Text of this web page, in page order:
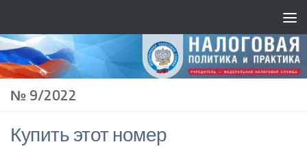
№ 9/2022
Купить этот номер